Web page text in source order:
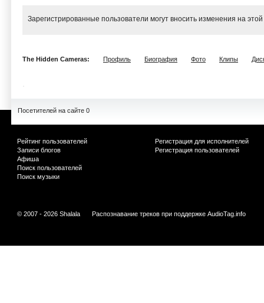
Зарегистрированные пользователи могут вносить изменения на
The Hidden Cameras: Профиль Биография Фото Клипы
Посетителей на сайте 0
Рейтинг пользователей
Записи блогов
Афиша
Поиск пользователей
Поиск музыки
Регистрация для исполнителей
Регистрация пользователей
© 2007 - 2026 Shalala Распознавание треков при поддержке AudioTag.info